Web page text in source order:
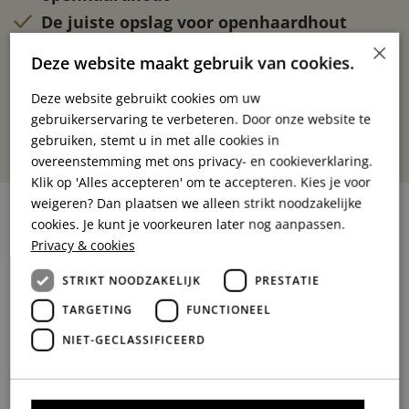
De juiste opslag voor openhaardhout
goedkoopste haardhout
Goedkoop hout van echte
kwaliteit
Ons haardhout is zorgvuldig geselecteerd en gedroogd voor
perfect zijn voor het mulchen van je tuinbedden of het
creëren van een speelse speelplaats voor je kinderen. Ook
×
Deze website maakt gebruik van cookies.
Deze website gebruikt cookies om uw
gebruikerservaring te verbeteren. Door onze website te
gebruiken, stemt u in met alle cookies in
overeenstemming met ons privacy- en cookieverklaring.
Klik op 'Alles accepteren' om te accepteren. Kies je voor
weigeren? Dan plaatsen we alleen strikt noodzakelijke
cookies. Je kunt je voorkeuren later nog aanpassen.
Privacy & cookies
STRIKT NOODZAKELIJK
PRESTATIE
TARGETING
FUNCTIONEEL
NIET-GECLASSIFICEERD